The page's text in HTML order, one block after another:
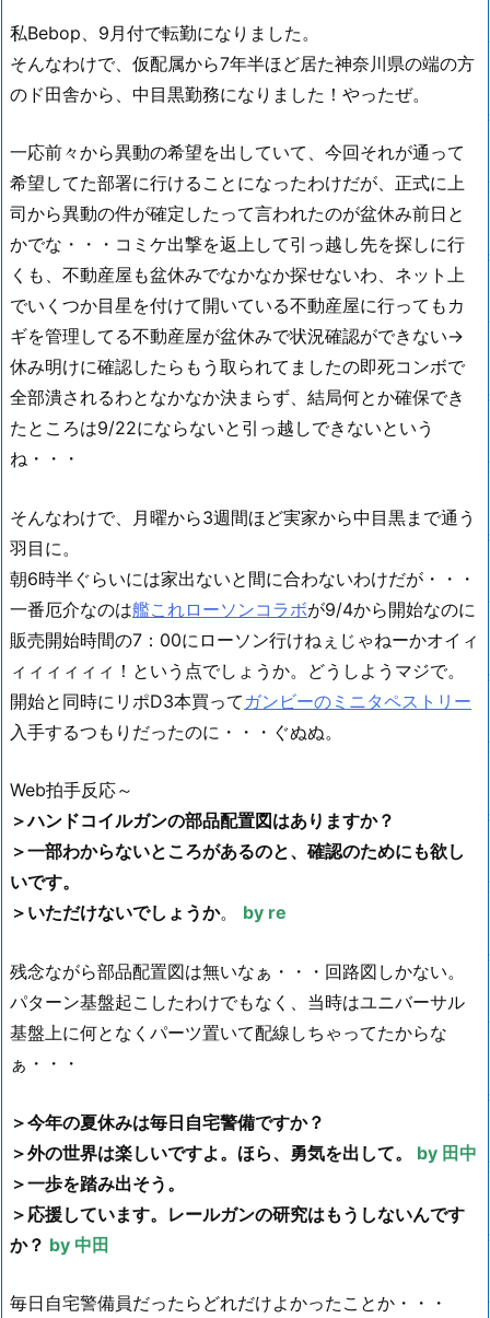
私Bebop、9月付で転勤になりました。
そんなわけで、仮配属から7年半ほど居た神奈川県の端の方
のド田舎から、中目黒勤務になりました！やったぜ。
一応前々から異動の希望を出していて、今回それが通って
希望してた部署に行けることになったわけだが、正式に上
司から異動の件が確定したって言われたのが盆休み前日と
かでな・・・コミケ出撃を返上して引っ越し先を探しに行
くも、不動産屋も盆休みでなかなか探せないわ、ネット上
でいくつか目星を付けて開いている不動産屋に行ってもカ
ギを管理してる不動産屋が盆休みで状況確認ができない→
休み明けに確認したらもう取られてましたの即死コンボで
全部潰されるわとなかなか決まらず、結局何とか確保でき
たところは9/22にならないと引っ越しできないという
ね・・・
そんなわけで、月曜から3週間ほど実家から中目黒まで通う
羽目に。
朝6時半ぐらいには家出ないと間に合わないわけだが・・・
一番厄介なのは艦これローソンコラボが9/4から開始なのに
販売開始時間の7：00にローソン行けねぇじゃねーかオイィ
ィィィィィィ！という点でしょうか。どうしようマジで。
開始と同時にリポD3本買って ガンビーのミニタペストリー
入手するつもりだったのに・・・ぐぬぬ。
Web拍手反応～
＞ハンドコイルガンの部品配置図はありますか？
＞一部わからないところがあるのと、確認のためにも欲し
いです。
＞いただけないでしょうか。 by re
残念ながら部品配置図は無いなぁ・・・回路図しかない。
パターン基盤起こしたわけでもなく、当時はユニバーサル
基盤上に何となくパーツ置いて配線しちゃってたからな
ぁ・・・
＞今年の夏休みは毎日自宅警備ですか？
＞外の世界は楽しいですよ。ほら、勇気を出して。 by 田中
＞一歩を踏み出そう。
＞応援しています。レールガンの研究はもうしないんです
か？ by 中田
毎日自宅警備員だったらどれだけよかったことか・・・